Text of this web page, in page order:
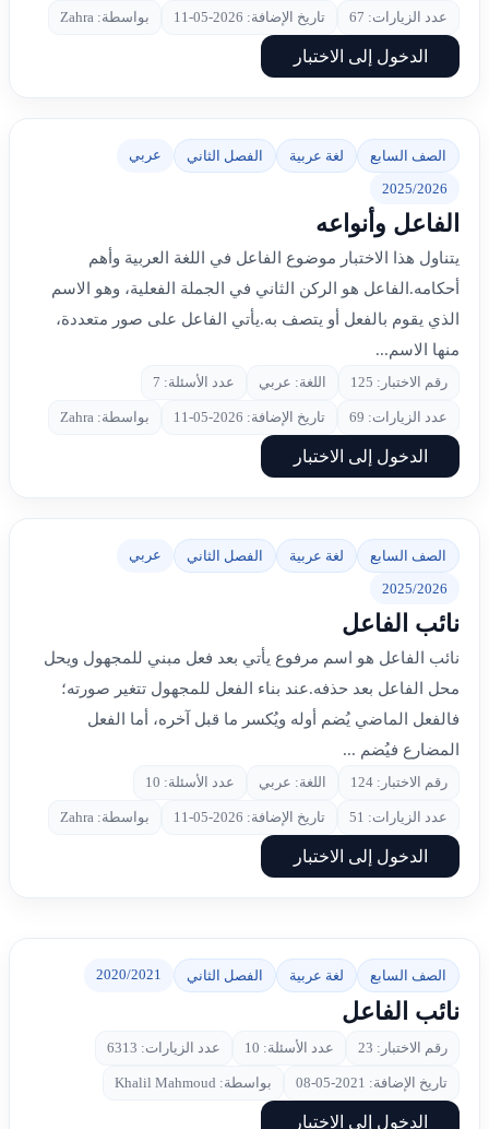
عدد الزيارات: 67 تاريخ الإضافة: 2026-05-11 بواسطة: Zahra
الدخول إلى الاختبار
الصف السابع لغة عربية الفصل الثاني عربي
2025/2026
الفاعل وأنواعه
يتناول هذا الاختبار موضوع الفاعل في اللغة العربية وأهم
أحكامه.الفاعل هو الركن الثاني في الجملة الفعلية، وهو الاسم
الذي يقوم بالفعل أو يتصف به.يأتي الفاعل على صور متعددة،
منها الاسم...
رقم الاختبار: 125 اللغة: عربي عدد الأسئلة: 7
عدد الزيارات: 69 تاريخ الإضافة: 2026-05-11 بواسطة: Zahra
الدخول إلى الاختبار
الصف السابع لغة عربية الفصل الثاني عربي
2025/2026
نائب الفاعل
نائب الفاعل هو اسم مرفوع يأتي بعد فعل مبني للمجهول ويحل
محل الفاعل بعد حذفه.عند بناء الفعل للمجهول تتغير صورته؛
فالفعل الماضي يُضم أوله ويُكسر ما قبل آخره، أما الفعل
المضارع فيُضم ...
رقم الاختبار: 124 اللغة: عربي عدد الأسئلة: 10
عدد الزيارات: 51 تاريخ الإضافة: 2026-05-11 بواسطة: Zahra
الدخول إلى الاختبار
الصف السابع لغة عربية الفصل الثاني 2020/2021
نائب الفاعل
رقم الاختبار: 23 عدد الأسئلة: 10 عدد الزيارات: 6313
تاريخ الإضافة: 2021-05-08 بواسطة: Khalil Mahmoud
الدخول إلى الاختبار